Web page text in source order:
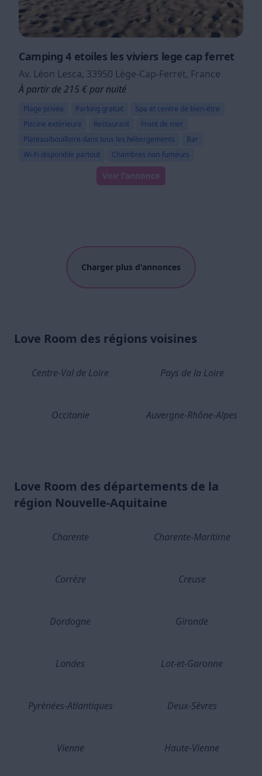
Camping 4 etoiles les viviers lege cap ferret
Av. Léon Lesca, 33950 Lège-Cap-Ferret, France
À partir de 215 € par nuité
Plage privée Parking gratuit
Spa et centre de bien-être
Piscine extérieure
Restaurant
Front de mer
Plateau/bouilloire dans tous les hébergements
Bar
Wi-Fi disponible partout
Chambres non-fumeurs
Voir l'annonce
Charger plus d'annonces
Love Room des régions voisines
Centre-Val de Loire Pays de la Loire
Occitanie Auvergne-Rhône-Alpes
Love Room des départements de la
région Nouvelle-Aquitaine
Charente Charente-Maritime
Corrèze Creuse
Dordogne Gironde
Landes Lot-et-Garonne
Pyrénées-Atlantiques Deux-Sèvres
Vienne Haute-Vienne